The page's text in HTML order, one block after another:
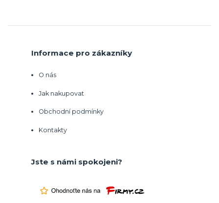
Informace pro zákazníky
O nás
Jak nakupovat
Obchodní podmínky
Kontakty
Jste s námi spokojeni?